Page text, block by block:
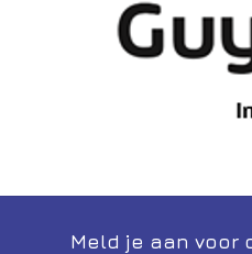
Meld je aan voor